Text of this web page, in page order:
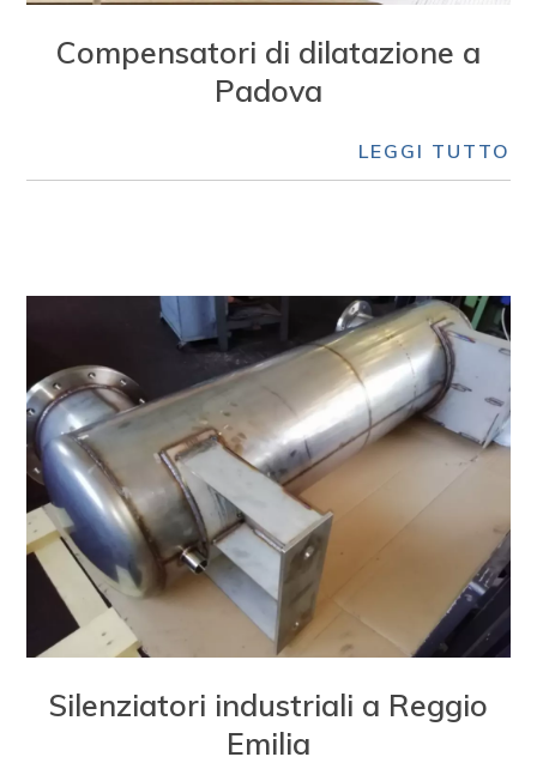
Compensatori di dilatazione a
Padova
LEGGI TUTTO
Silenziatori industriali a Reggio
Emilia